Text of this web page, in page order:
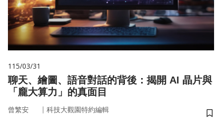
115/03/31
聊天、繪圖、語音對話的背後：揭開 AI 晶片與
「龐大算力」的真面目
曾繁安 ｜ 科技大觀園特約編輯
儲